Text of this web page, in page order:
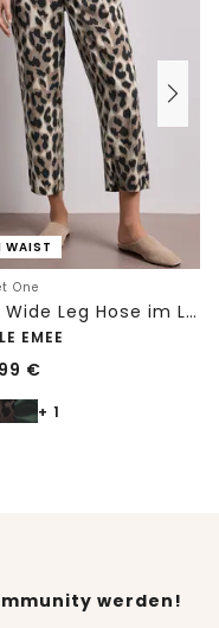
WAIST
One
7/8 Wide Leg Hose im Loose Fit mit Print
EMEE
€
+ 1
werden!